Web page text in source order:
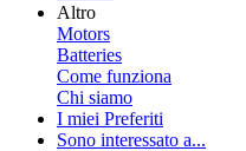
Altro
Motors
Batteries
Come funziona
Chi siamo
I miei Preferiti
Sono interessato a...